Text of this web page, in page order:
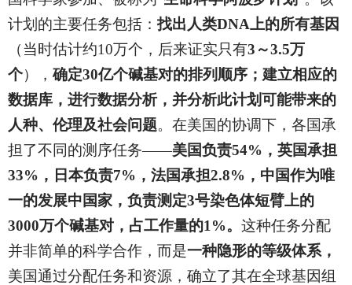
计划的主要任务包括：找出人类DNA上的所有基因
（当时估计约10万个，后来证实只有3～3.5万
个），确定30亿个碱基对的排列顺序；建立相应的
数据库，进行数据分析，并分析此计划可能带来的
人种、伦理及社会问题。在美国的协调下，各国承
担了不同的测序任务——美国负责54%，英国承担
33%，日本负责7%，法国承担2.8%，中国作为唯
一的发展中国家，负责测定3号染色体短臂上的
3000万个碱基对，占工作量的1%。 这种任务分配
并非简单的科学合作，而是一种隐形的等级体系，
美国通过分配任务和资源，确立了其在全球基因组